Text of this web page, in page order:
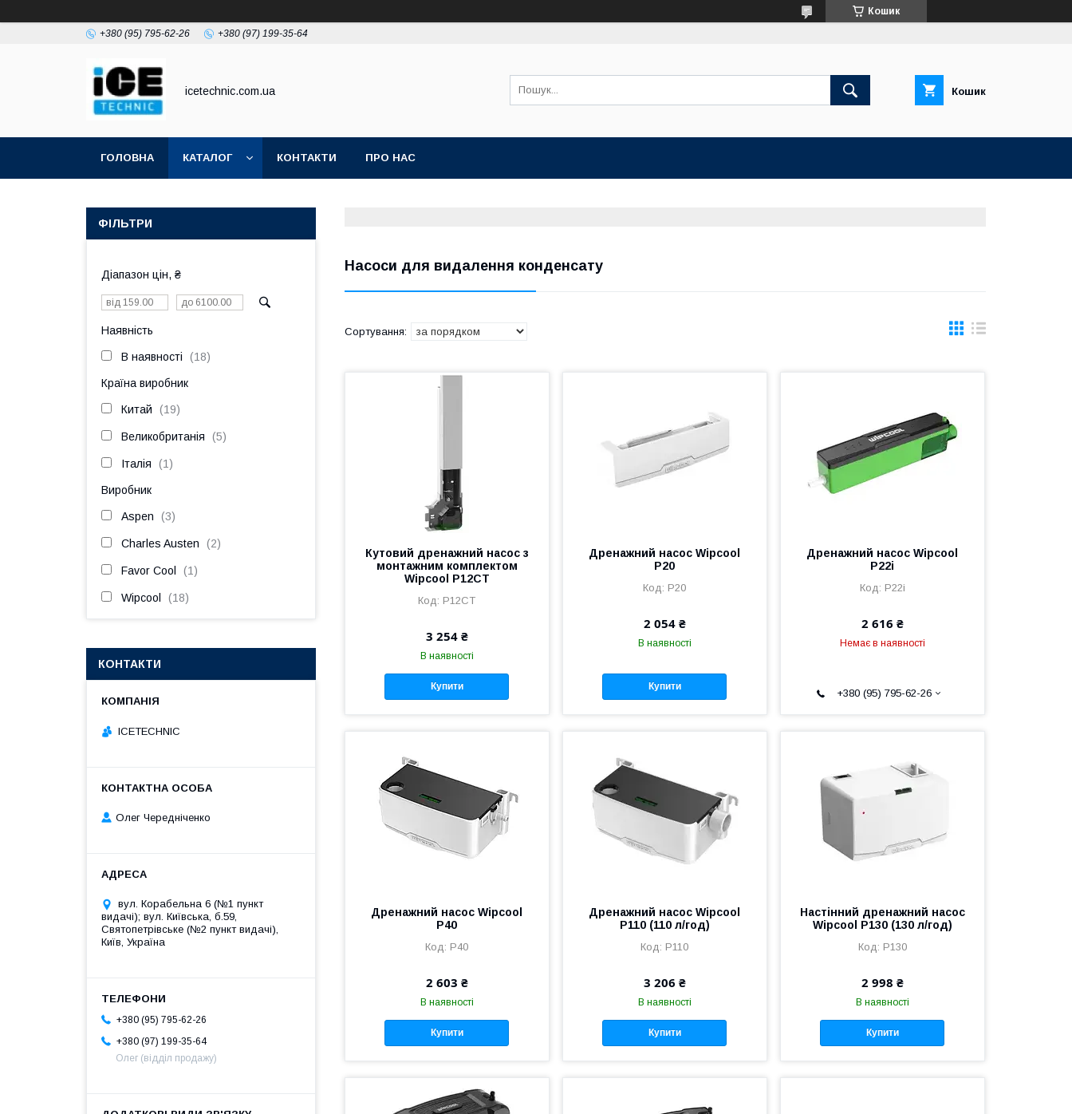
Кошик
+380 (95) 795-62-26 +380 (97) 199-35-64
icetechnic.com.ua Кошик
ГОЛОВНА КАТАЛОГ КОНТАКТИ ПРО НАС
Насоси для видалення конденсату
Кутовий дренажний насос з
монтажним комплектом
Wipcool P12CТ
P12CТ
3 254 ₴
В наявності
Купити
Дренажний насос Wipcool
P20
P20
2 054 ₴
В наявності
Купити
Дренажний насос Wipcool
P22i
P22i
2 616 ₴
Немає в наявності
+380 (95) 795-62-26
Дренажний насос Wipcool
P40
P40
2 603 ₴
В наявності
Купити
Дренажний насос Wipcool
P110 (110 л/год)
P110
3 206 ₴
В наявності
Купити
Настінний дренажний насос
Wipcool P130 (130 л/год)
P130
2 998 ₴
В наявності
Купити
ФІЛЬТРИ
Діапазон цін, ₴
Наявність
В наявності 18
Країна виробник
Китай 19
Великобританія 5
Італія 1
Виробник
Aspen 3
Charles Austen 2
Favor Cool 1
Wipcool 18
КОНТАКТИ
ICETECHNIC
Олег Чередніченко
вул. Корабельна 6 (№1 пункт
видачі); вул. Київська, б.59,
Святопетрівське (№2 пункт видачі),
Київ, Україна
+380 (95) 795-62-26
+380 (97) 199-35-64
Олег (відділ продажу)